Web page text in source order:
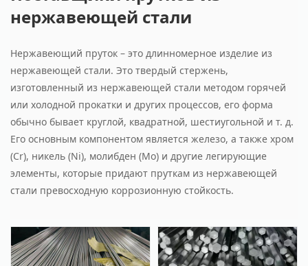
нержавеющей стали
Нержавеющий пруток – это длинномерное изделие из
нержавеющей стали. Это твердый стержень,
изготовленный из нержавеющей стали методом горячей
или холодной прокатки и других процессов, его форма
обычно бывает круглой, квадратной, шестиугольной и т. д.
Его основным компонентом является железо, а также хром
(Cr), никель (Ni), молибден (Mo) и другие легирующие
элементы, которые придают пруткам из нержавеющей
стали превосходную коррозионную стойкость.